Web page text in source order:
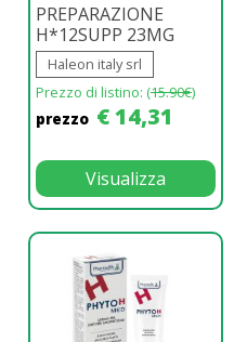
PREPARAZIONE
H*12SUPP 23MG
Haleon italy srl
Prezzo di listino: (15.90€)
prezzo € 14,31
Visualizza